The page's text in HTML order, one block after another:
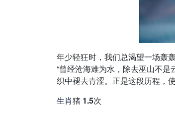
年少轻狂时，我们总渴望一场轰
“曾经沧海难为水，除去巫山不是
织中褪去青涩。正是这段历程，
生肖猪 1.5次